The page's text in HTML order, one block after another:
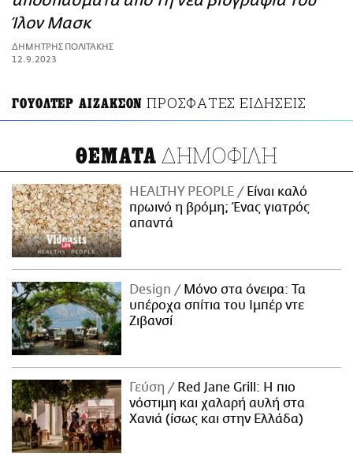
ΑΜΠΑ
PRINT
Ίλον Μασκ
ΔΗΜΗΤΡΗΣ ΠΟΛΙΤΑΚΗΣ
12.9.2023
ΓΟΥΟΛΤΕΡ ΑΙΖΑΚΣΟΝ ΠΡΟΣΦΑΤΕΣ ΕΙΔΗΣΕΙΣ
ΘΕΜΑΤΑ ΔΗΜΟΦΙΛΗ
HEALTHY PEOPLE
Είναι καλό
πρωινό η βρόμη; Ένας γιατρός
απαντά
Design
Μόνο στα όνειρα: Τα
υπέροχα σπίτια του Ιμπέρ ντε
Ζιβανσί
Γεύση
Red Jane Grill: Η πιο
νόστιμη και χαλαρή αυλή στα
Χανιά (ίσως και στην Ελλάδα)